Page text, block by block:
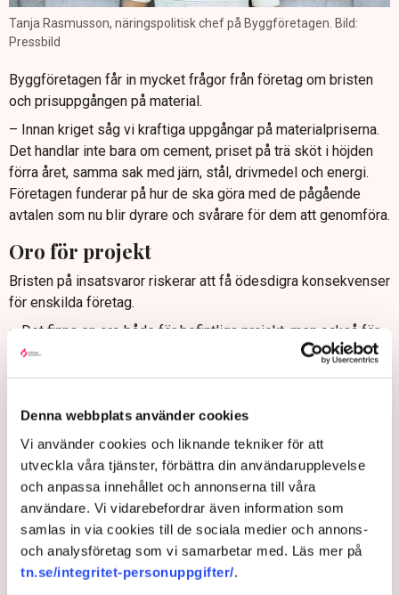
Denna webbplats använder cookies
Vi använder cookies och liknande tekniker för att
utveckla våra tjänster, förbättra din användarupplevelse
och anpassa innehållet och annonserna till våra
användare. Vi vidarebefordrar även information som
samlas in via cookies till de sociala medier och annons-
och analysföretag som vi samarbetar med. Läs mer på
tn.se/integritet-personuppgifter/.
Tanja Rasmusson, näringspolitisk chef på Byggföretagen. Bild:
Pressbild
Byggföretagen får in mycket frågor från företag om bristen
och prisuppgången på material.
– Innan kriget såg vi kraftiga uppgångar på materialpriserna.
Det handlar inte bara om cement, priset på trä sköt i höjden
förra året, samma sak med järn, stål, drivmedel och energi.
Företagen funderar på hur de ska göra med de pågående
avtalen som nu blir dyrare och svårare för dem att genomföra.
Oro för projekt
Bristen på insatsvaror riskerar att få ödesdigra konsekvenser
för enskilda företag.
– Det finns en oro både för befintliga projekt, men också för
att gå in i nya. Investeringsviljan riskerar att minska i tider av
materialbristen ska lösas.
– De måste svara på frågorna som fanns redan innan kriget.
Hur ska vi säkerställa en hållbar råvaruförsörjning i Sverige?
Regeringen har möjlighet att påverka inte minst
drivmedelspriserna, där en stor del av priset utgörs av skatt.
”Det är en säkerhetsfråga lika